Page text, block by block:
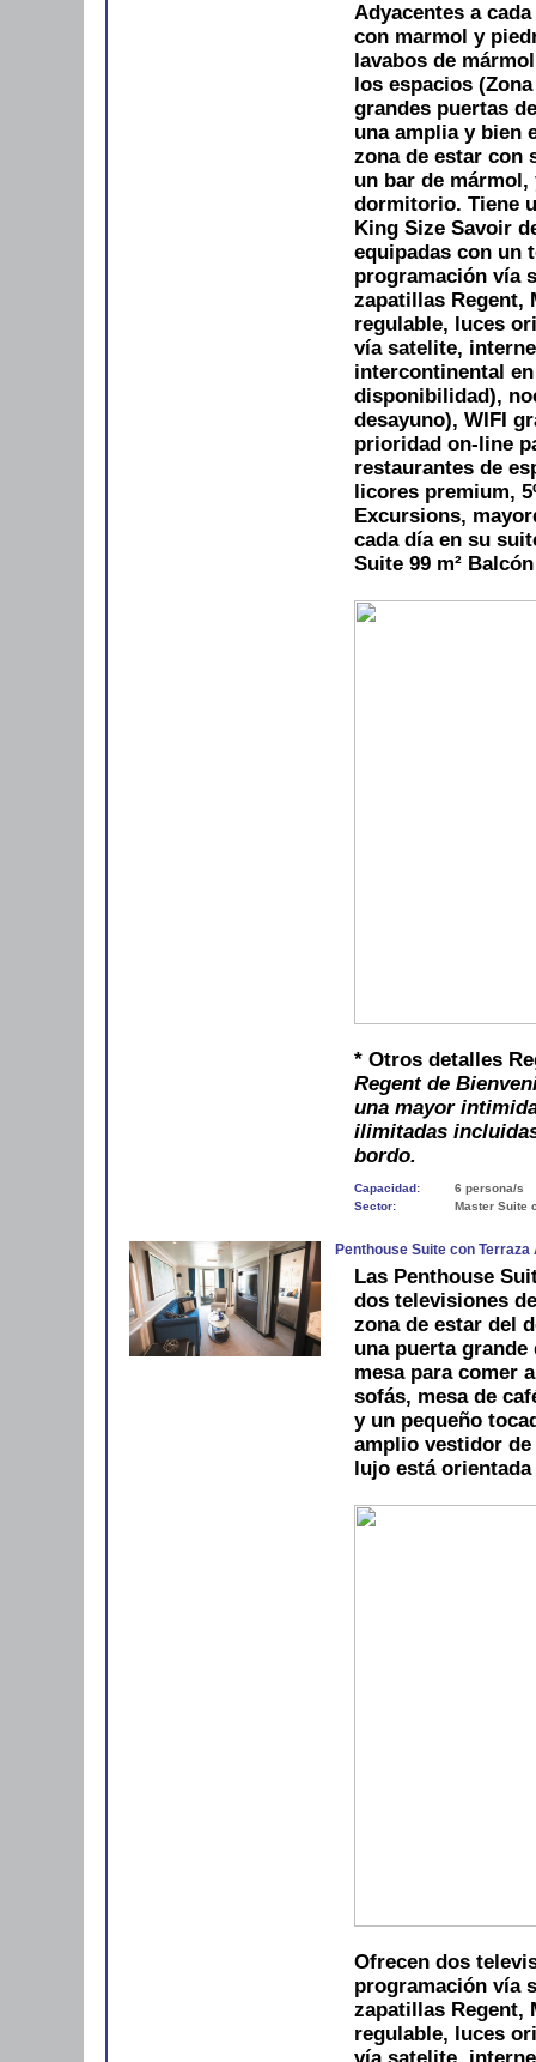
Adyacentes a
con marmol y
lavabos de
los espacios
grandes puertas
una amplia y bien
zona de estar con
un bar de
dormitorio. Tiene
King Size Savoir
equipadas con un
programación vía
zapatillas Regent,
regulable, luces
vía satelite,
intercontinental
disponibilidad),
desayuno), WIFI
prioridad on-line
restaurantes de
licores premium,
Excursions,
cada día en su
Suite 99 m²
* Otros detalles
Regent de
una mayor
ilimitadas
bordo.
Capacidad:
6 persona/s
Sector:
Master Suite
Penthouse Suite con Terraza
Las Penthouse
dos televisiones
zona de estar del
una puerta
mesa para comer
sofás, mesa de
y un pequeño
amplio vestidor de
lujo está
Ofrecen dos
programación vía
zapatillas Regent,
regulable, luces